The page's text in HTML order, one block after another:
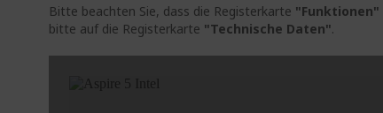
Bitte beachten Sie, dass die Registerkarte "Funktionen"
bitte auf die Registerkarte "Technische Daten".